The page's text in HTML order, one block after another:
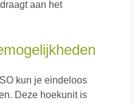
aan het
kun je eindeloos
Deze hoekunit is